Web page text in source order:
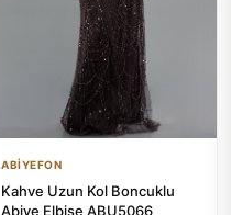
ABİYEFON
Kahve Uzun Kol Boncuklu
Abiye Elbise ABU5066